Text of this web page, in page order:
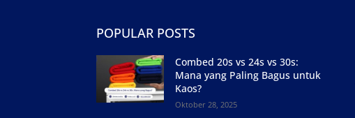
POPULAR POSTS
Combed 20s vs 24s vs 30s:
Mana yang Paling Bagus untuk
Kaos?
Oktober 28, 2025